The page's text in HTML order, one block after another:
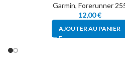
Garmin, Forerunner
12,00€
AJOUTER AU PANIER